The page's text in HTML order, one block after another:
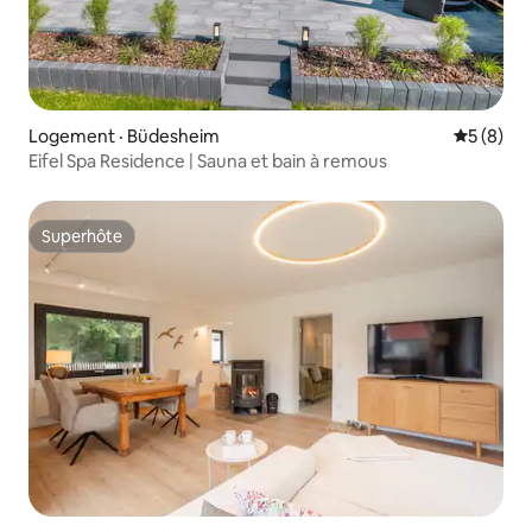
Logement · Büdesheim Note
5 (8)
Eifel Spa Residence | Sauna et bain à remous
Superhôte
Superhôte